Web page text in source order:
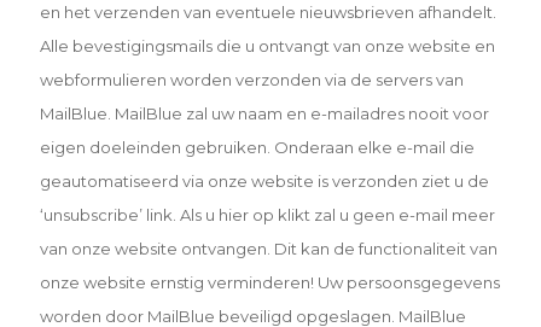
en het verzenden van eventuele nieuwsbrieven afhandelt.
Alle bevestigingsmails die u ontvangt van onze website en
webformulieren worden verzonden via de servers van
MailBlue. MailBlue zal uw naam en e-mailadres nooit voor
eigen doeleinden gebruiken. Onderaan elke e-mail die
geautomatiseerd via onze website is verzonden ziet u de
‘unsubscribe’ link. Als u hier op klikt zal u geen e-mail meer
van onze website ontvangen. Dit kan de functionaliteit van
onze website ernstig verminderen! Uw persoonsgegevens
worden door MailBlue beveiligd opgeslagen. MailBlue